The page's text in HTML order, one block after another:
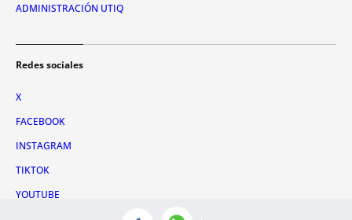
ADMINISTRACIÓN UTIQ
Redes sociales
X
FACEBOOK
INSTAGRAM
TIKTOK
YOUTUBE